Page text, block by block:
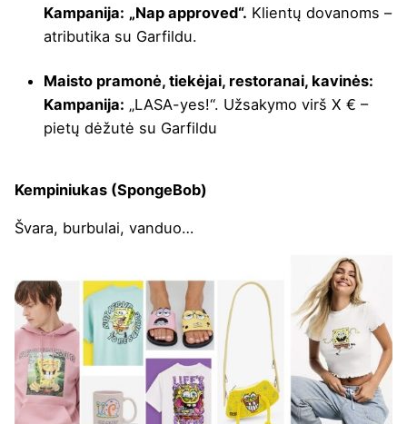
Kampanija: „Nap approved“. Klientų dovanoms –
atributika su Garfildu.
Maisto pramonė, tiekėjai, restoranai, kavinės:
Kampanija: „LASA-yes!“. Užsakymo virš X € –
pietų dėžutė su Garfildu
Kempiniukas (SpongeBob)
Švara, burbulai, vanduo…